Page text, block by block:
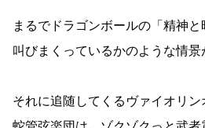
まるでドラゴンボールの「精神
叫びまくっているかのような情景
それに追随してくるヴァイオリ